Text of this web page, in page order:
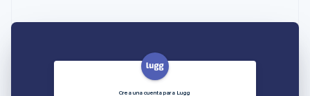
Crea una cuenta para Lugg